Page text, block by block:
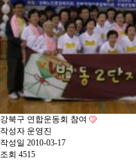
강북구 연합운동회 참여
작성자 운영진
작성일 2010-03-17
조회 4515